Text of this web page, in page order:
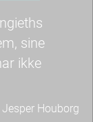
Houborg
sine
ikke